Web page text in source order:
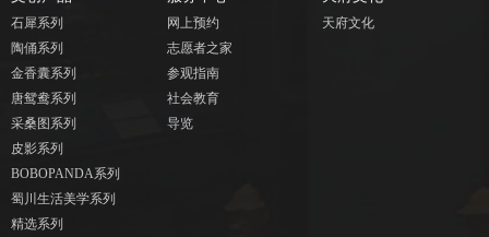
石犀系列
陶俑系列
金香囊系列
唐鸳鸯系列
采桑图系列
皮影系列
BOBOPANDA系列
蜀川生活美学系列
精选系列
网上预约
志愿者之家
参观指南
社会教育
导览
天府文化